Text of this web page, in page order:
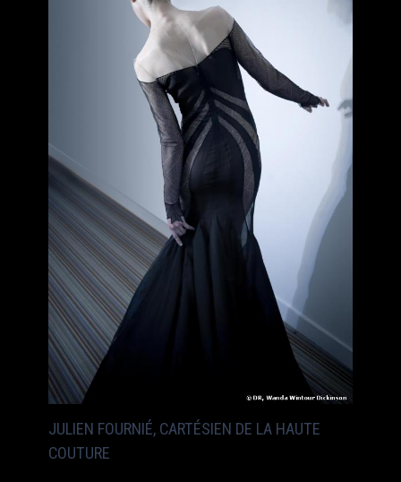
JULIEN FOURNIÉ, CARTÉSIEN DE LA HAUTE
COUTURE